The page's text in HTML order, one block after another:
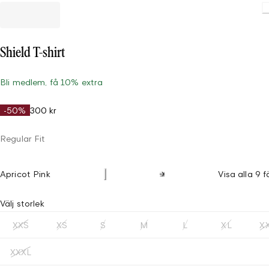
Shield T-shirt
Bli medlem, få 10% extra
-50% 300 kr
Regular Fit
Apricot Pink Visa alla 9
Välj storlek
XXS XS S M L XL
XXXL